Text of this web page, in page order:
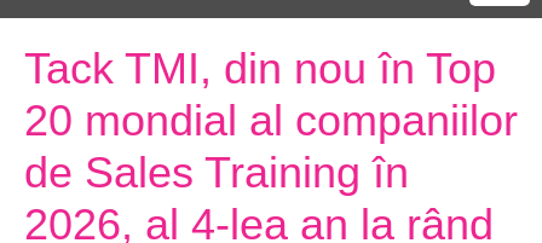
Tack TMI, din nou în Top
20 mondial al companiilor
de Sales Training în
2026, al 4-lea an la rând